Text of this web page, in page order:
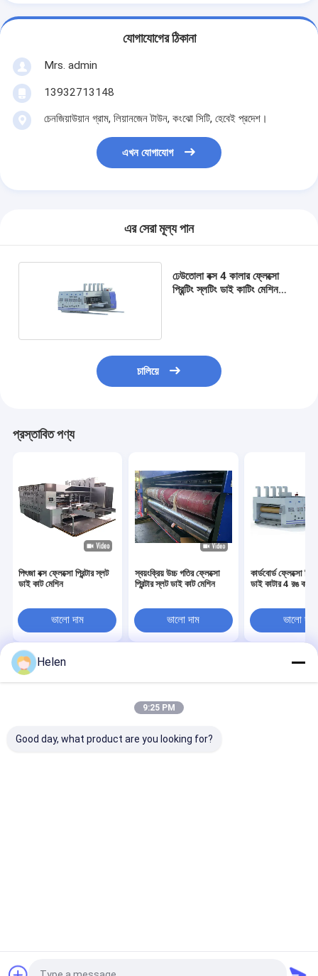
যোগাযোগের ঠিকানা
Mrs. admin
13932713148
চেনজিয়াউয়ান গ্রাম, লিয়ানজেন টাউন, কংঝো সিটি, হেবেই প্রদেশ।
এখন যোগাযোগ
এর সেরা মূল্য পান
ঢেউতোলা বক্স 4 কালার ফ্লেক্সো
প্রিন্টিং স্লটিং ডাই কাটিং মেশিন
চালিয়ে
প্রস্তাবিত পণ্য
পিৎজা বক্স ফ্লেক্সো প্রিন্টার স্লট
ডাই কাট মেশিন
ভালো দাম
স্বয়ংক্রিয় উচ্চ গতির ফ্লেক্সো
প্রিন্টার স্লট ডাই কাট মেশিন
ভালো দাম
কার্ডবোর্ড ফ্লেক্সো
ডাই কাটার 4 রঙ
ভালো দাম
সম্পর্কে
করুন
Site
সাইট ম্যাপ
Privacy Policy
Reserved.
Helen
9:25 PM
Good day, what product are you looking for?